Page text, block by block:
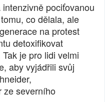
pociťovanou
co dělala, ale
na protest
detoxifikovat
je pro lidi velmi
aby vyjádřili svůj
ze severního